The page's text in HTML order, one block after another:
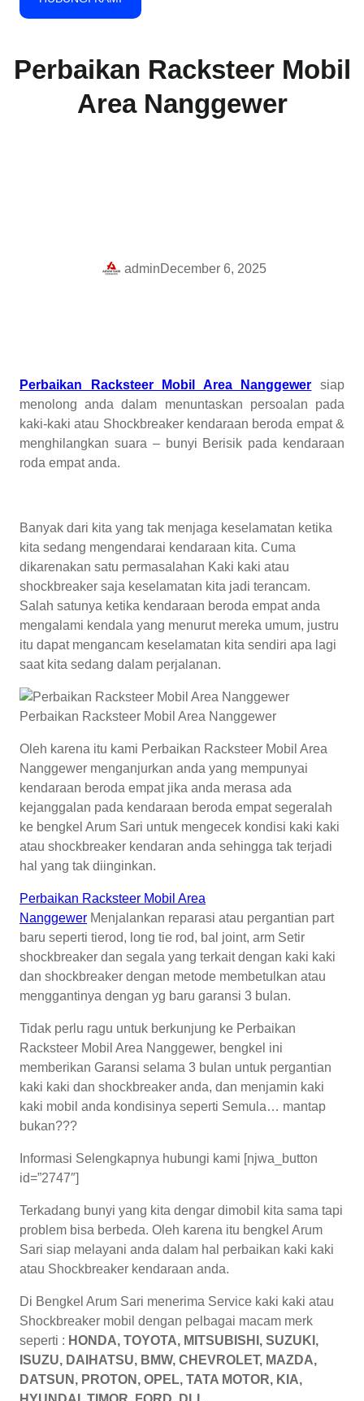
Perbaikan Racksteer Mobil
Area Nanggewer
adminDecember 6, 2025
Perbaikan Racksteer Mobil Area Nanggewer siap
menolong anda dalam menuntaskan persoalan pada
kaki-kaki atau Shockbreaker kendaraan beroda empat &
menghilangkan suara – bunyi Berisik pada kendaraan
roda empat anda.
Banyak dari kita yang tak menjaga keselamatan ketika
kita sedang mengendarai kendaraan kita. Cuma
dikarenakan satu permasalahan Kaki kaki atau
shockbreaker saja keselamatan kita jadi terancam.
Salah satunya ketika kendaraan beroda empat anda
mengalami kendala yang menurut mereka umum, justru
itu dapat mengancam keselamatan kita sendiri apa lagi
saat kita sedang dalam perjalanan.
Perbaikan Racksteer Mobil Area Nanggewer
Oleh karena itu kami Perbaikan Racksteer Mobil Area
Nanggewer menganjurkan anda yang mempunyai
kendaraan beroda empat jika anda merasa ada
kejanggalan pada kendaraan beroda empat segeralah
ke bengkel Arum Sari untuk mengecek kondisi kaki kaki
atau shockbreaker kendaran anda sehingga tak terjadi
hal yang tak diinginkan.
Perbaikan Racksteer Mobil Area
Nanggewer Menjalankan reparasi atau pergantian part
baru seperti tierod, long tie rod, bal joint, arm Setir
shockbreaker dan segala yang terkait dengan kaki kaki
dan shockbreaker dengan metode membetulkan atau
menggantinya dengan yg baru garansi 3 bulan.
Tidak perlu ragu untuk berkunjung ke Perbaikan
Racksteer Mobil Area Nanggewer, bengkel ini
memberikan Garansi selama 3 bulan untuk pergantian
kaki kaki dan shockbreaker anda, dan menjamin kaki
kaki mobil anda kondisinya seperti Semula… mantap
bukan???
Informasi Selengkapnya hubungi kami [njwa_button
id=”2747″]
Terkadang bunyi yang kita dengar dimobil kita sama tapi
problem bisa berbeda. Oleh karena itu bengkel Arum
Sari siap melayani anda dalam hal perbaikan kaki kaki
atau Shockbreaker kendaraan anda.
Di Bengkel Arum Sari menerima Service kaki kaki atau
Shockbreaker mobil dengan pelbagai macam merk
seperti : HONDA, TOYOTA, MITSUBISHI, SUZUKI,
ISUZU, DAIHATSU, BMW, CHEVROLET, MAZDA,
DATSUN, PROTON, OPEL, TATA MOTOR, KIA,